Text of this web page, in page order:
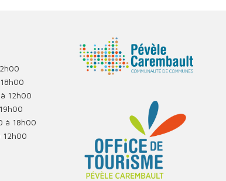
12h00
à 18h00
12h00